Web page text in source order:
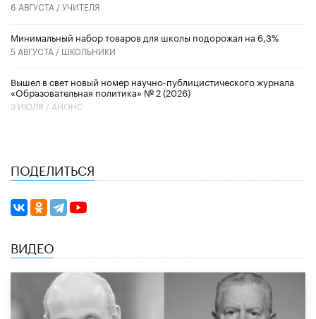
6 АВГУСТА /УЧИТЕЛЯ
Минимальный набор товаров для школы подорожал на 6,3%
5 АВГУСТА / ШКОЛЬНИКИ
Вышел в свет новый номер научно-публицистического журнала
«Образовательная политика» № 2 (2026)
3 ИЮЛЯ / АНОНС
ПОДЕЛИТЬСЯ
ВИДЕО